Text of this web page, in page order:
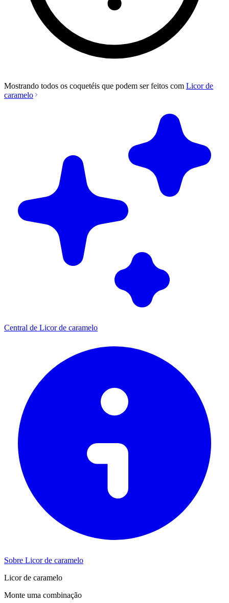
Mostrando todos os coquetéis que podem ser feitos com Licor de
caramelo
Central de Licor de caramelo
Sobre Licor de caramelo
Licor de caramelo
Monte uma combinação